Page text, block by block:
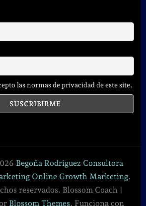
las normas de privacidad de este site.
Begoña Rodríguez Consultora
Online Growth Marketing.
reservados. Blossom Coach |
Blossom Themes. Funciona con